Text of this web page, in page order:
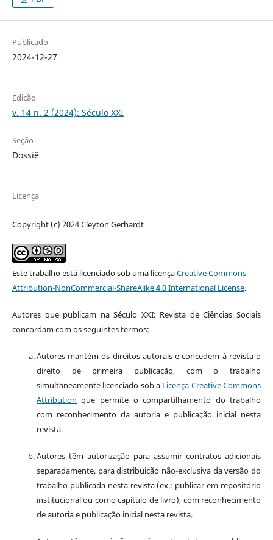
Publicado
2024-12-27
Edição
v. 14 n. 2 (2024): Século XXI
Seção
Dossiê
Licença
Copyright (c) 2024 Cleyton Gerhardt
Este trabalho está licenciado sob uma licençaCreative Commons
Attribution-NonCommercial-ShareAlike 4.0 International License.
Autores que publicam na Século XXI: Revista de Ciências Sociais
concordam com os seguintes termos:
Autores mantém os direitos autorais e concedem à revista o
direito de primeira publicação, com o trabalho
simultaneamente licenciado sob a Licença Creative Commons
Attribution que permite o compartilhamento do trabalho
com reconhecimento da autoria e publicação inicial nesta
revista.
Autores têm autorização para assumir contratos adicionais
separadamente, para distribuição não-exclusiva da versão do
trabalho publicada nesta revista (ex.: publicar em repositório
institucional ou como capítulo de livro), com reconhecimento
de autoria e publicação inicial nesta revista.